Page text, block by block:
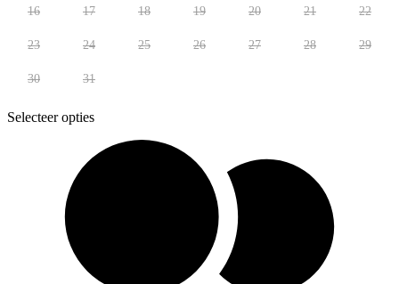
16 17 18 19 20 21 22
23 24 25 26 27 28 29
30 31
Selecteer opties